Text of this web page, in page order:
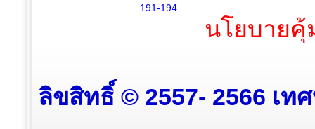
191-194
นโยบาย
ลิขสิทธิ์ © 2557- 2566 เท